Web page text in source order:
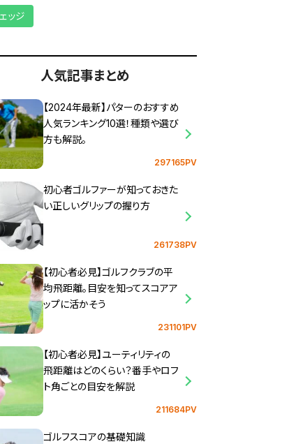
ッジ
人気記事まとめ
【2024年最新】パターのおすすめ
人気ランキング10選！種類や選び
方も解説。
297165PV
初心者ゴルファーが知っておきた
い正しいグリップの握り方
261738PV
【初心者必見】ゴルフクラブの平
均飛距離。目安を知ってスコアア
ップに活かそう
231101PV
【初心者必見】ユーティリティの
飛距離はどのくらい？番手やロフ
ト角ごとの目安を解説
211684PV
ゴルフスコアの基礎知識